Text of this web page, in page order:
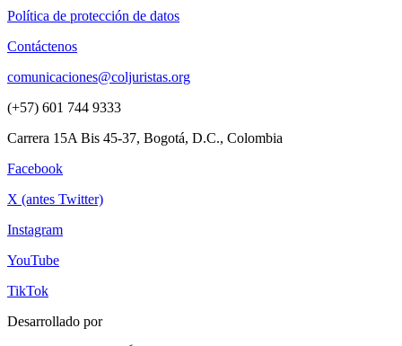
Política de protección de datos
Contáctenos
comunicaciones@coljuristas.org
(+57) 601 744 9333
Carrera 15A Bis 45-37, Bogotá, D.C., Colombia
Facebook
X (antes Twitter)
Instagram
YouTube
TikTok
Desarrollado por